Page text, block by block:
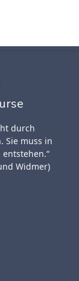
durch
Sie muss in
Widmer)